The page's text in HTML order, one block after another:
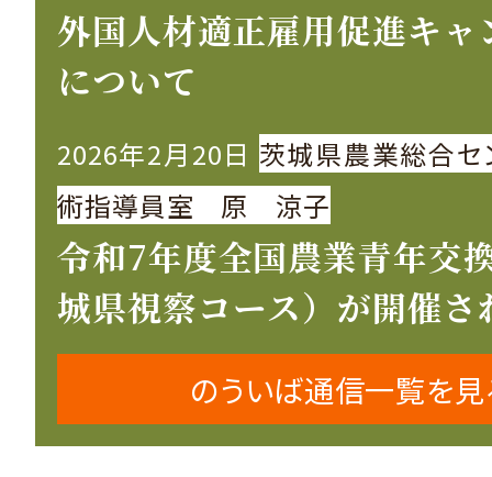
外国人材適正雇用促進キャ
について
2026年2月20日 茨城県農業総合セ
術指導員室 原 涼子
令和7年度全国農業青年交
城県視察コース）が開催さ
のういば通信一覧を